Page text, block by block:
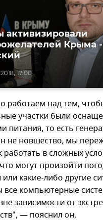
17:00
активизировали
Крыма -
работаем над тем,
участки были
питания, то есть
не новшество, мы
работать в сложных
могут произойти
какие-либо другие
все компьютерные
зависимости от
— пояснил он.